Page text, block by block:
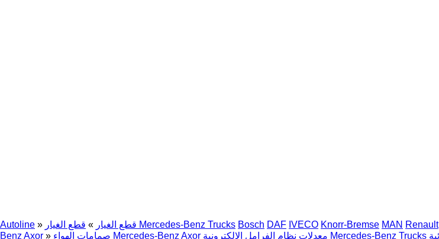
Autoline » قطع الغيار » قطع الغيار Mercedes-Benz Trucks Bosch DAF IVECO Knorr-Bremse MAN Renault
Benz Axor » صمامات الهواء Mercedes-Benz Axor معدلات نظام الفرامل الإلكترونية Mercedes-Benz Trucks